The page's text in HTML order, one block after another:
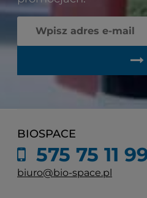
BIOSPACE
575 75 11
biuro@bio-space.pl